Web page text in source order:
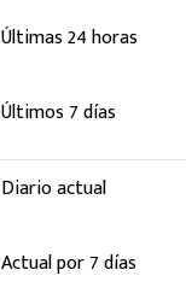
Últimas 24 horas
Últimos 7 días
Diario actual
Actual por 7 días